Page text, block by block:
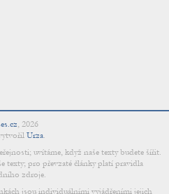
, 2026
Urza.
uvítáme, když naše texty budete šířit.
texty; pro převzaté články platí pravidla
zdroje.
jsou individuálními vyjádřeními jejich